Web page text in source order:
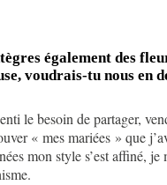
également des
voudrais-tu nous en
le besoin de partager,
« mes mariées » que
mon style s’est affiné, je